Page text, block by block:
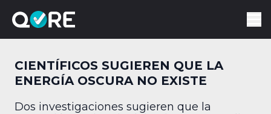
CIENTÍFICOS SUGIEREN QUE LA
ENERGÍA OSCURA NO EXISTE
Dos investigaciones sugieren que la